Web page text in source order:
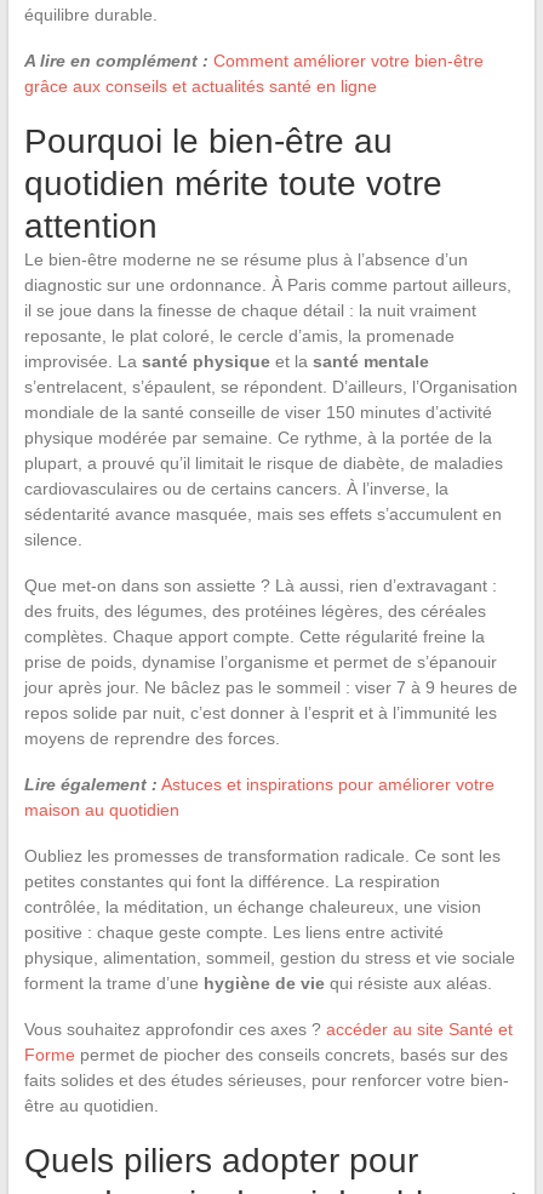
équilibre durable.
A lire en complément : Comment améliorer votre bien-être
grâce aux conseils et actualités santé en ligne
Pourquoi le bien-être au
quotidien mérite toute votre
attention
Le bien-être moderne ne se résume plus à l’absence d’un
diagnostic sur une ordonnance. À Paris comme partout ailleurs,
il se joue dans la finesse de chaque détail : la nuit vraiment
reposante, le plat coloré, le cercle d’amis, la promenade
improvisée. La santé physiqueet la santé mentale
s’entrelacent, s’épaulent, se répondent. D’ailleurs, l’Organisation
mondiale de la santé conseille de viser 150 minutes d’activité
physique modérée par semaine. Ce rythme, à la portée de la
plupart, a prouvé qu’il limitait le risque de diabète, de maladies
cardiovasculaires ou de certains cancers. À l’inverse, la
sédentarité avance masquée, mais ses effets s’accumulent en
silence.
Que met-on dans son assiette ? Là aussi, rien d’extravagant :
des fruits, des légumes, des protéines légères, des céréales
complètes. Chaque apport compte. Cette régularité freine la
prise de poids, dynamise l’organisme et permet de s’épanouir
jour après jour. Ne bâclez pas le sommeil : viser 7 à 9 heures de
repos solide par nuit, c’est donner à l’esprit et à l’immunité les
moyens de reprendre des forces.
Lire également : Astuces et inspirations pour améliorer votre
maison au quotidien
Oubliez les promesses de transformation radicale. Ce sont les
petites constantes qui font la différence. La respiration
contrôlée, la méditation, un échange chaleureux, une vision
positive : chaque geste compte. Les liens entre activité
physique, alimentation, sommeil, gestion du stress et vie sociale
forment la trame d’une hygiène de viequi résiste aux aléas.
Vous souhaitez approfondir ces axes ? accéder au site Santé et
Forme permet de piocher des conseils concrets, basés sur des
faits solides et des études sérieuses, pour renforcer votre bien-
être au quotidien.
Quels piliers adopter pour